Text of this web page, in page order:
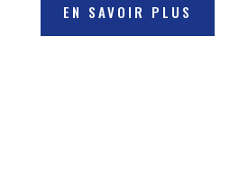
EN SAVOIR PLUS